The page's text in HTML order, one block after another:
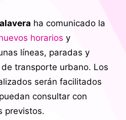
ha comunicado la
horarios y
líneas, paradas y
transporte urbano. Los
serán facilitados
consultar con
previstos.